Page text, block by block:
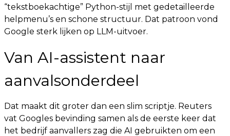
“tekstboekachtige” Python-stijl met gedetailleerde
helpmenu’s en schone structuur. Dat patroon vond
Google sterk lijken op LLM-uitvoer.
Van AI-assistent naar
aanvalsonderdeel
Dat maakt dit groter dan een slim scriptje. Reuters
vat Googles bevinding samen als de eerste keer dat
het bedrijf aanvallers zag die AI gebruikten om een